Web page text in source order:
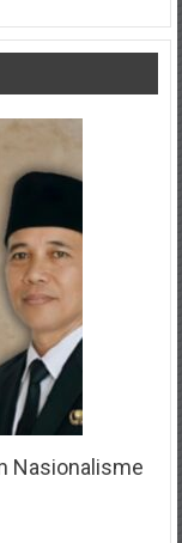
Nasionalisme